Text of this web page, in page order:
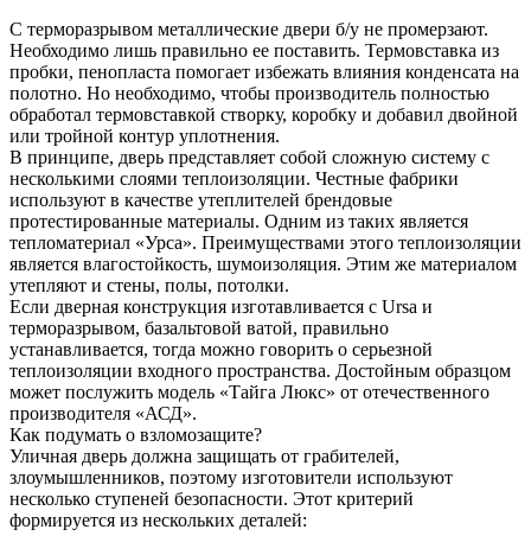
С терморазрывом металлические двери б/у не промерзают.
Необходимо лишь правильно ее поставить. Термовставка из
пробки, пенопласта помогает избежать влияния конденсата на
полотно. Но необходимо, чтобы производитель полностью
обработал термовставкой створку, коробку и добавил двойной
или тройной контур уплотнения.
В принципе, дверь представляет собой сложную систему с
несколькими слоями теплоизоляции. Честные фабрики
используют в качестве утеплителей брендовые
протестированные материалы. Одним из таких является
тепломатериал «Урса». Преимуществами этого теплоизоляции
является влагостойкость, шумоизоляция. Этим же материалом
утепляют и стены, полы, потолки.
Если дверная конструкция изготавливается с Ursa и
терморазрывом, базальтовой ватой, правильно
устанавливается, тогда можно говорить о серьезной
теплоизоляции входного пространства. Достойным образцом
может послужить модель «Тайга Люкс» от отечественного
производителя «АСД».
Как подумать о взломозащите?
Уличная дверь должна защищать от грабителей,
злоумышленников, поэтому изготовители используют
несколько ступеней безопасности. Этот критерий
формируется из нескольких деталей: